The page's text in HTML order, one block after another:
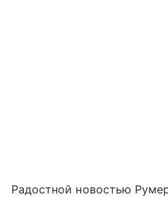
Радостной новостью